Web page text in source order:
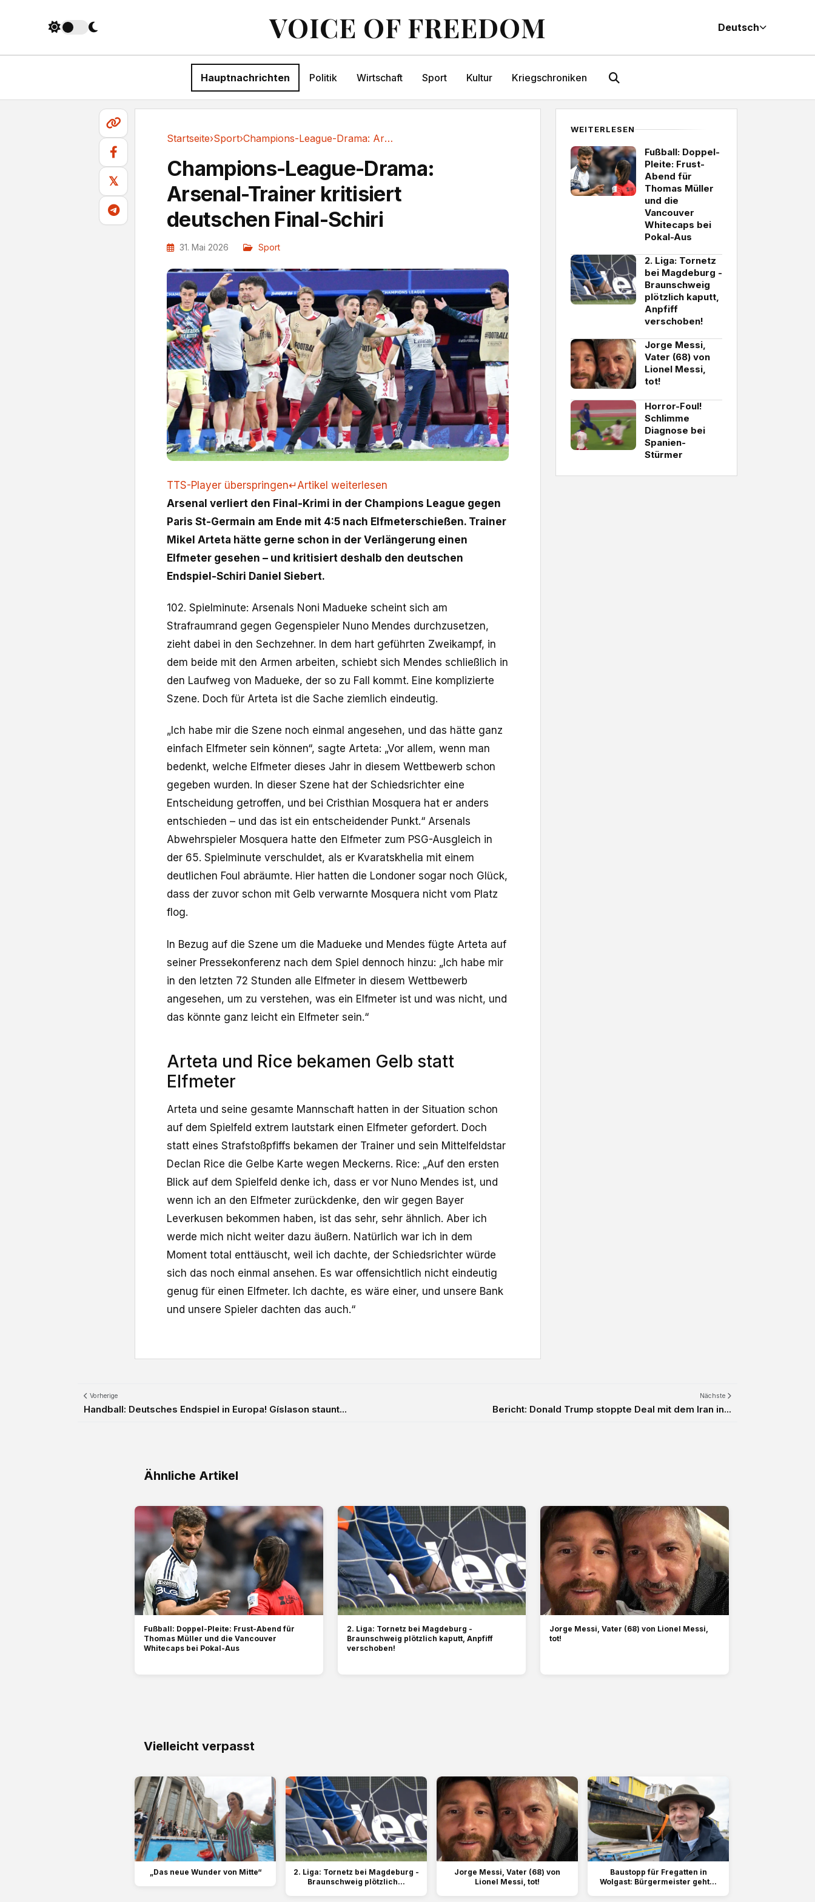
VOICE OF FREEDOM Deutsch
Hauptnachrichten Politik Wirtschaft Sport Kultur Kriegschroniken
𝕏
Startseite›Sport› Champions-League-Drama: Arsenal-Trainer...
Champions-League-Drama:
Arsenal-Trainer kritisiert
deutschen Final-Schiri
31. Mai 2026 Sport
TTS-Player überspringen↵Artikel weiterlesen
Arsenal verliert den Final-Krimi in der Champions League gegen
Paris St-Germain am Ende mit 4:5 nach Elfmeterschießen. Trainer
Mikel Arteta hätte gerne schon in der Verlängerung einen
Elfmeter gesehen – und kritisiert deshalb den deutschen
Endspiel-Schiri Daniel Siebert.
102. Spielminute: Arsenals Noni Madueke scheint sich am
Strafraumrand gegen Gegenspieler Nuno Mendes durchzusetzen,
zieht dabei in den Sechzehner. In dem hart geführten Zweikampf, in
dem beide mit den Armen arbeiten, schiebt sich Mendes schließlich in
den Laufweg von Madueke, der so zu Fall kommt. Eine komplizierte
Szene. Doch für Arteta ist die Sache ziemlich eindeutig.
„Ich habe mir die Szene noch einmal angesehen, und das hätte ganz
einfach Elfmeter sein können“, sagte Arteta: „Vor allem, wenn man
bedenkt, welche Elfmeter dieses Jahr in diesem Wettbewerb schon
gegeben wurden. In dieser Szene hat der Schiedsrichter eine
Entscheidung getroffen, und bei Cristhian Mosquera hat er anders
entschieden – und das ist ein entscheidender Punkt.“ Arsenals
Abwehrspieler Mosquera hatte den Elfmeter zum PSG-Ausgleich in
der 65. Spielminute verschuldet, als er Kvaratskhelia mit einem
deutlichen Foul abräumte. Hier hatten die Londoner sogar noch Glück,
dass der zuvor schon mit Gelb verwarnte Mosquera nicht vom Platz
flog.
In Bezug auf die Szene um die Madueke und Mendes fügte Arteta auf
seiner Pressekonferenz nach dem Spiel dennoch hinzu: „Ich habe mir
in den letzten 72 Stunden alle Elfmeter in diesem Wettbewerb
angesehen, um zu verstehen, was ein Elfmeter ist und was nicht, und
das könnte ganz leicht ein Elfmeter sein.“
Arteta und Rice bekamen Gelb statt
Elfmeter
Arteta und seine gesamte Mannschaft hatten in der Situation schon
auf dem Spielfeld extrem lautstark einen Elfmeter gefordert. Doch
statt eines Strafstoßpfiffs bekamen der Trainer und sein Mittelfeldstar
Declan Rice die Gelbe Karte wegen Meckerns. Rice: „Auf den ersten
Blick auf dem Spielfeld denke ich, dass er vor Nuno Mendes ist, und
wenn ich an den Elfmeter zurückdenke, den wir gegen Bayer
Leverkusen bekommen haben, ist das sehr, sehr ähnlich. Aber ich
werde mich nicht weiter dazu äußern. Natürlich war ich in dem
Moment total enttäuscht, weil ich dachte, der Schiedsrichter würde
sich das noch einmal ansehen. Es war offensichtlich nicht eindeutig
genug für einen Elfmeter. Ich dachte, es wäre einer, und unsere Bank
und unsere Spieler dachten das auch.“
WEITERLESEN
Fußball: Doppel-
Pleite: Frust-
Abend für
Thomas Müller
und die
Vancouver
Whitecaps bei
Pokal-Aus
2. Liga: Tornetz
bei Magdeburg -
Braunschweig
plötzlich kaputt,
Anpfiff
verschoben!
Jorge Messi,
Vater (68) von
Lionel Messi,
tot!
Horror-Foul!
Schlimme
Diagnose bei
Spanien-
Stürmer
Vorherige
Handball: Deutsches Endspiel in Europa! Gíslason staunt...
Nächste
Bericht: Donald Trump stoppte Deal mit dem Iran in...
Ähnliche Artikel
Fußball: Doppel-Pleite: Frust-Abend für
Thomas Müller und die Vancouver
Whitecaps bei Pokal-Aus
2. Liga: Tornetz bei Magdeburg -
Braunschweig plötzlich kaputt, Anpfiff
verschoben!
Jorge Messi, Vater (68) von Lionel Messi,
tot!
Vielleicht verpasst
„Das neue Wunder von Mitte“
2. Liga: Tornetz bei Magdeburg -
Braunschweig plötzlich...
Jorge Messi, Vater (68) von
Lionel Messi, tot!
Baustopp für Fregatten in
Wolgast: Bürgermeister geht...